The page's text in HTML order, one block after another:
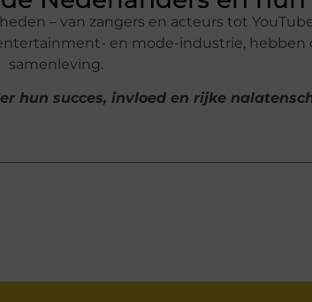
– van zangers en acteurs tot
en mode-industrie, hebben
samenleving.
hun succes, invloed en rijke